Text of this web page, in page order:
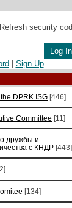
Sign Up
DPRK ISG [446]
Committee [11]
дружбы и
с КНДР [443]
[134]